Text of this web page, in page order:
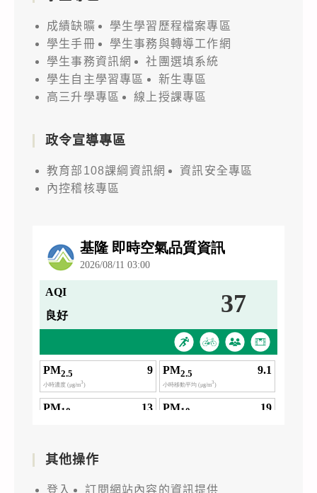
成績缺曠
學生學習歷程檔案專區
學生手冊
學生事務與轉導工作網
學生事務資訊網
社團選填系統
學生自主學習專區
新生專區
高三升學專區
線上授課專區
政令宣導專區
教育部108課綱資訊網
資訊安全專區
內控稽核專區
其他操作
登入
訂閱網站內容的資訊提供